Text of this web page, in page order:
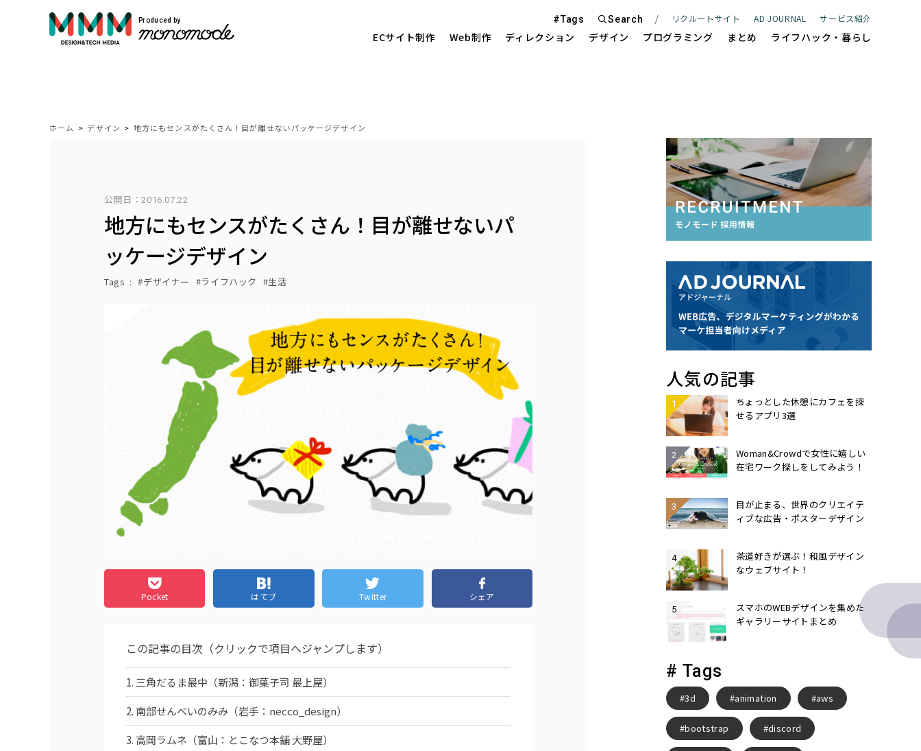
Produced by
ECサイト制作 Web制作 ディレクション デザイン プログラミング まとめ ライフハック・暮らし
#Tags Search リクルートサイト AD JOURNAL サービス紹介
Service
自社開発のプロダクトを展開しています。
ECサイト制作
Site Management
ホーム > デザイン > 地方にもセンスがたくさん！目が離せないパッケージデザイン
公開日：2016.07.22
地方にもセンスがたくさん！目が離せないパ
ッケージデザイン
Tags デザイナー ライフハック 生活
Pocket はてブ Twitter シェア
この記事の目次（クリックで項目へジャンプします）
三角だるま最中（新潟：御菓子司 最上屋）
南部せんべいのみみ（岩手：necco_design）
高岡ラムネ（富山：とこなつ本舗 大野屋）
人気の記事
ちょっとした休憩にカフェを探
せるアプリ3選
Woman&Crowdで女性に嬉しい
在宅ワーク探しをしてみよう！
目が止まる、世界のクリエイテ
ィブな広告・ポスターデザイン
茶道好きが選ぶ！和風デザイン
なウェブサイト！
スマホのWEBデザインを集めた
ギャラリーサイトまとめ
# Tags
3d animation aws
bootstrap discord